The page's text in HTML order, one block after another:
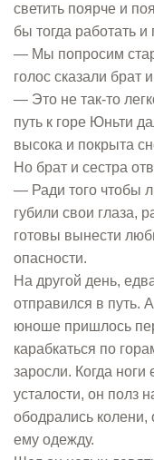
светить поярче и
бы тогда работать и
— Мы попросим
голос сказали брат
— Это не так-то
путь к горе Юньти
высока и покрыта
Но брат и сестра
— Ради того чтобы
губили свои глаза,
готовы вынести
опасности.
На другой день,
отправился в путь.
юноше пришлось
карабкаться по
заросли. Когда ноги
усталости, он полз
ободрались
ему одежду.